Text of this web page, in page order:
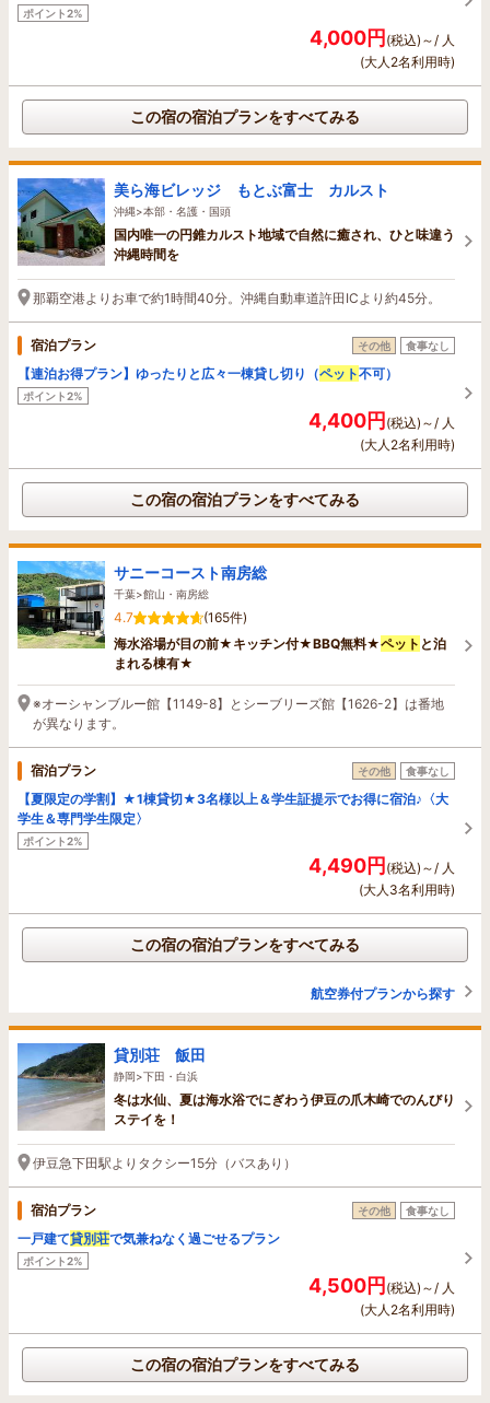
ポイント2%
4,000円(税込)～/ 人
(大人2名利用時)
この宿の宿泊プランをすべてみる
美ら海ビレッジ もとぶ富士 カルスト
沖縄>本部・名護・国頭
国内唯一の円錐カルスト地域で自然に癒され、ひと味違う
沖縄時間を
那覇空港よりお車で約1時間40分。沖縄自動車道許田ICより約45分。
宿泊プラン その他 食事なし
【連泊お得プラン】ゆったりと広々一棟貸し切り（ペット不可）
ポイント2%
4,400円(税込)～/ 人
(大人2名利用時)
この宿の宿泊プランをすべてみる
サニーコースト南房総
千葉>館山・南房総
4.7
(165件)
海水浴場が目の前★キッチン付★BBQ無料★ペット と泊
まれる棟有★
※オーシャンブルー館【1149-8】とシーブリーズ館【1626-2】は番地
が異なります。
宿泊プラン その他 食事なし
【夏限定の学割】★1棟貸切★3名様以上＆学生証提示でお得に宿泊♪〈大
学生＆専門学生限定〉
ポイント2%
4,490円(税込)～/ 人
(大人3名利用時)
この宿の宿泊プランをすべてみる
航空券付プランから探す
貸別荘 飯田
静岡>下田・白浜
冬は水仙、夏は海水浴でにぎわう伊豆の爪木崎でのんびり
ステイを！
伊豆急下田駅よりタクシー15分（バスあり）
宿泊プラン その他 食事なし
一戸建て貸別荘で気兼ねなく過ごせるプラン
ポイント2%
4,500円(税込)～/ 人
(大人2名利用時)
この宿の宿泊プランをすべてみる